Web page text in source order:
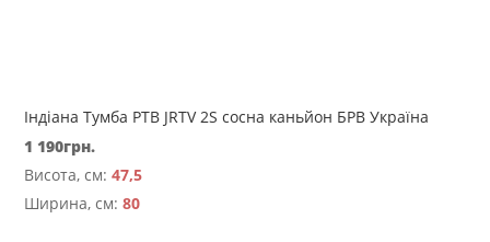
Індіана Тумба РТВ JRTV 2S сосна каньйон БРВ Україна
1 190грн.
Висота, см:47,5
Ширина, см:80